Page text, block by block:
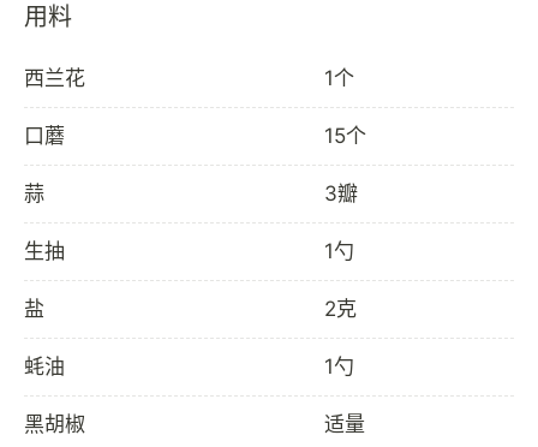
用料
西兰花 1个
口蘑 15个
蒜 3瓣
生抽 1勺
盐 2克
蚝油 1勺
黑胡椒 适量